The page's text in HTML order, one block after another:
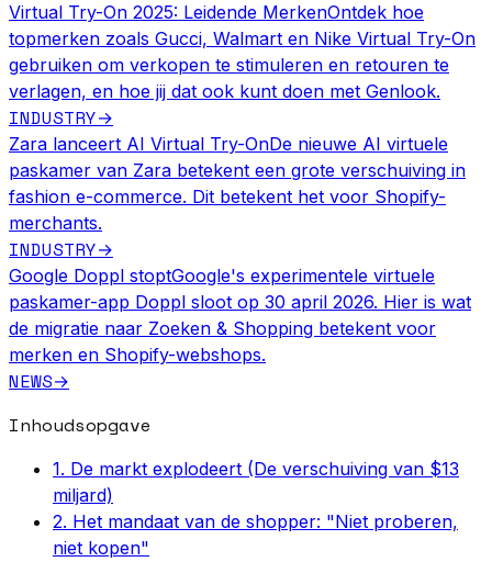
Virtual Try-On 2025: Leidende MerkenOntdek hoe
topmerken zoals Gucci, Walmart en Nike Virtual Try-On
gebruiken om verkopen te stimuleren en retouren te
verlagen, en hoe jij dat ook kunt doen met Genlook.
INDUSTRY→
Zara lanceert AI Virtual Try-OnDe nieuwe AI virtuele
paskamer van Zara betekent een grote verschuiving in
fashion e-commerce. Dit betekent het voor Shopify-
merchants.
INDUSTRY→
Google Doppl stoptGoogle's experimentele virtuele
paskamer-app Doppl sloot op 30 april 2026. Hier is wat
de migratie naar Zoeken & Shopping betekent voor
merken en Shopify-webshops.
NEWS→
Inhoudsopgave
1. De markt explodeert (De verschuiving van $13
miljard)
2. Het mandaat van de shopper: "Niet proberen,
niet kopen"